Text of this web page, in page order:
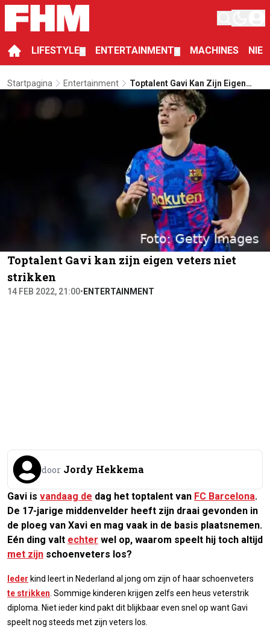
LIFESTYLE ENTERTAINMENT MACHINES
Startpagina Entertainment
Toptalent Gavi Kan Zijn Eigen
Veters Niet Strikken
Toptalent Gavi kan zijn eigen veters niet
strikken
14 FEB 2022, 21:00• ENTERTAINMENT
door Jordy Hekkema
Gavi is vandaag de dag het toptalent van FC Barcelona.
De 17-jarige middenvelder heeft zijn draai gevonden in
de ploeg van Xavi en mag vaak in de basis plaatsnemen.
Eén ding valt echter wel op, waarom speelt hij toch altijd
met zijn schoenveters los?
Ieder kind leert in Nederland al jong om zijn of haar schoenveters
te strikken. Sommige kinderen krijgen zelfs een heus veterstrik
diploma. Niet ieder kind pakt dit blijkbaar even snel op want Gavi
speelt nog steeds met zijn veters los.